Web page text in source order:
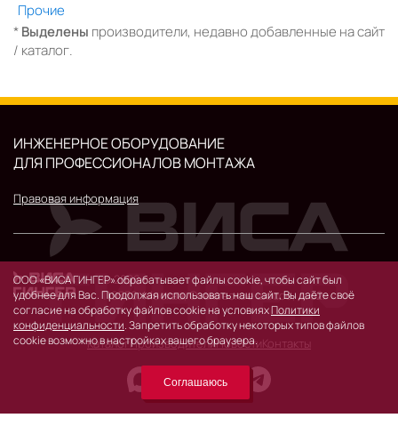
Прочие
*Выделены производители, недавно добавленные на сайт
/ каталог.
ИНЖЕНЕРНОЕ ОБОРУДОВАНИЕ
ДЛЯ ПРОФЕССИОНАЛОВ МОНТАЖА
Правовая информация
© 2026 г.
119530, Москва, Очаковское шоссе, д. 32.
КаталогПроизводителиНовостиКонтакты
ООО «ВИСА ГИНГЕР» обрабатывает файлы cookie, чтобы сайт был
удобнее для Вас. Продолжая использовать наш сайт, Вы даёте своё
согласие на обработку файлов cookie на условияхПолитики
конфиденциальности. Запретить обработку некоторых типов файлов
cookie возможно в настройках вашего браузера.
Соглашаюсь